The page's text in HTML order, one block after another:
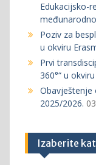
Edukacijsko-
Poziv za
u okviru
Prvi
360°“ u
Obavještenje
2025/2026.
Izaberite